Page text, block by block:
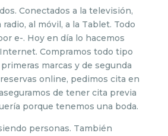
Conectados a la televisión,
al móvil, a la Tablet. Todo
e-. Hoy en día lo hacemos
Compramos todo tipo
marcas y de segunda
online, pedimos cita en
de tener cita previa
porque tenemos una boda.
personas. También